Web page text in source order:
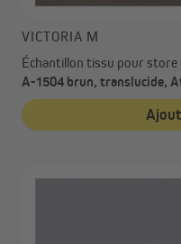
VICTORIA M
Échantillon tissu pour
A-1504 brun, translucide,